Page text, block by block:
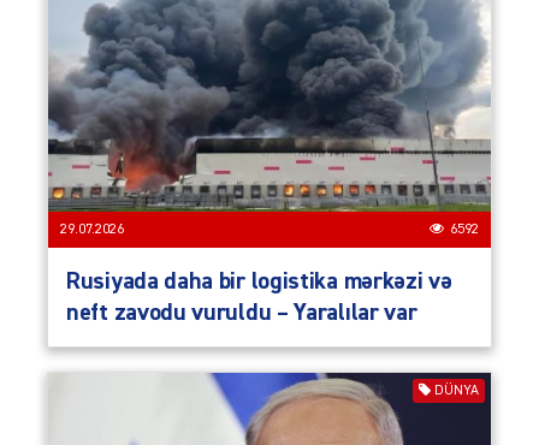
29.07.2026 6592
Rusiyada daha bir logistika mərkəzi və
neft zavodu vuruldu – Yaralılar var
DÜNYA